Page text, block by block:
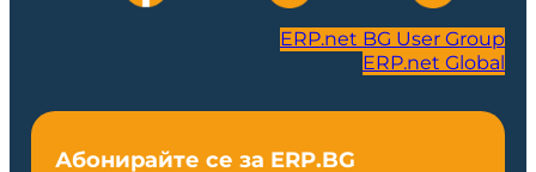
ERP.net BG User Group
ERP.net Global
Абонирайте се за ERP.BG